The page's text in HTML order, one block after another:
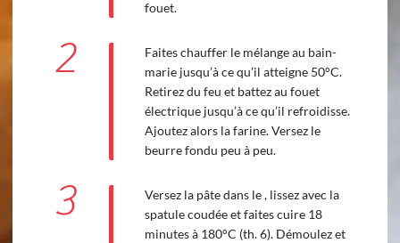
fouet.
2
Faites chauffer le mélange au bain-
marie jusqu’à ce qu’il atteigne 50°C.
Retirez du feu et battez au fouet
électrique jusqu’à ce qu’il refroidisse.
Ajoutez alors la farine. Versez le
beurre fondu peu à peu.
3
Versez la pâte dans le , lissez avec la
spatule coudée et faites cuire 18
minutes à 180°C (th. 6). Démoulez et